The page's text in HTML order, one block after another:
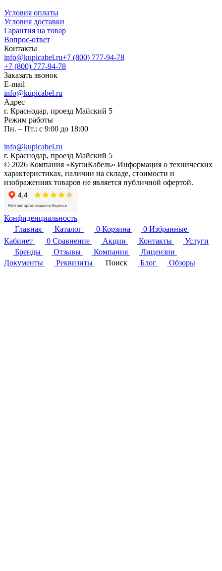
Условия оплаты
Условия доставки
Гарантия на товар
Вопрос-ответ
Контакты
info@kupicabel.ru+7 (800) 777-94-78
+7 (800) 777-94-78
Заказать звонок
E-mail
info@kupicabel.ru
Адрес
г. Краснодар, проезд Майский 5
Режим работы
Пн. – Пт.: с 9:00 до 18:00
info@kupicabel.ru
г. Краснодар, проезд Майский 5
© 2026 Компания «КупиКабель» Информация о технических
характеристиках, наличии на складе, стоимости и
изображениях товаров не является публичной офертой.
Конфиденциальность
Главная
Каталог 0 Корзина 0 Избранные
Кабинет
0 Сравнение Акции Контакты
Услуги
Бренды
Отзывы Компания
Лицензии
Документы
Реквизиты Поиск Блог Обзоры